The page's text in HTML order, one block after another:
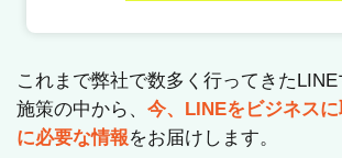
これまで弊社で数多く行ってきた
施策の中から、 今、LINEをビジネス
に必要な情報をお届けします。